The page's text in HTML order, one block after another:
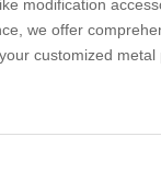
modification
we offer
customized metal